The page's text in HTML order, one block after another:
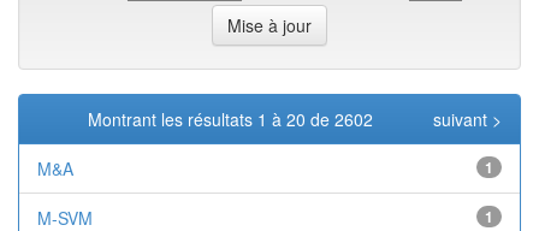
Montrant les résultats 1 à 20 de 2602 suivant >
M&A 1
M-SVM 1